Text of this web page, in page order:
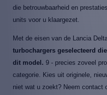
die betrouwbaarheid en
units voor u klaargezet.
Met de eisen van de Lancia
turbochargers geselecteerd
dit model. 9 - precies zoveel
categorie. Kies uit originele,
niet wat u zoekt? Neem contact